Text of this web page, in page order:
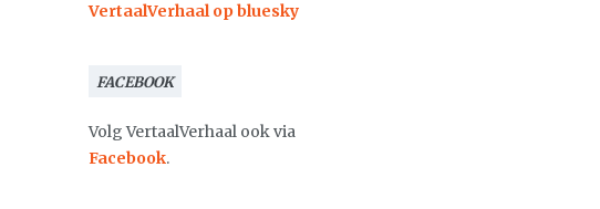
VertaalVerhaal op bluesky
FACEBOOK
Volg VertaalVerhaal ook via
Facebook.